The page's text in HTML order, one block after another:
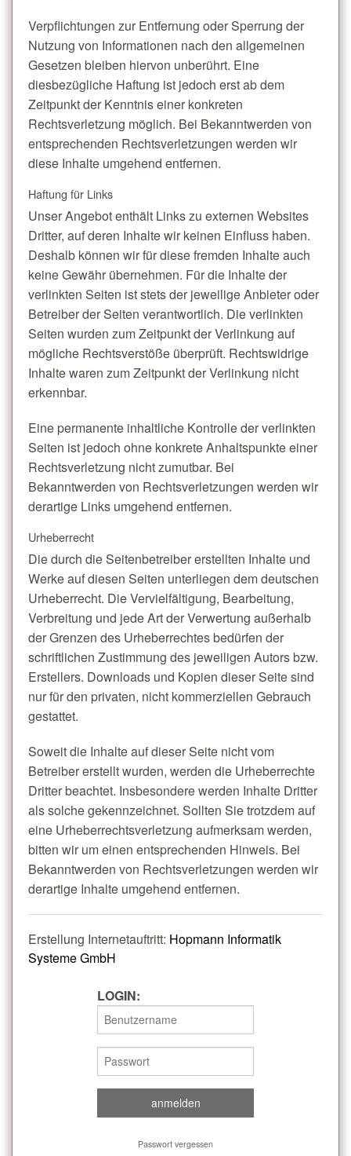
Verpflichtungen zur Entfernung oder Sperrung der
Nutzung von Informationen nach den allgemeinen
Gesetzen bleiben hiervon unberührt. Eine
diesbezügliche Haftung ist jedoch erst ab dem
Zeitpunkt der Kenntnis einer konkreten
Rechtsverletzung möglich. Bei Bekanntwerden von
entsprechenden Rechtsverletzungen werden wir
diese Inhalte umgehend entfernen.
Haftung für Links
Unser Angebot enthält Links zu externen Websites
Dritter, auf deren Inhalte wir keinen Einfluss haben.
Deshalb können wir für diese fremden Inhalte auch
keine Gewähr übernehmen. Für die Inhalte der
verlinkten Seiten ist stets der jeweilige Anbieter oder
Betreiber der Seiten verantwortlich. Die verlinkten
Seiten wurden zum Zeitpunkt der Verlinkung auf
mögliche Rechtsverstöße überprüft. Rechtswidrige
Inhalte waren zum Zeitpunkt der Verlinkung nicht
erkennbar.
Eine permanente inhaltliche Kontrolle der verlinkten
Seiten ist jedoch ohne konkrete Anhaltspunkte einer
Rechtsverletzung nicht zumutbar. Bei
Bekanntwerden von Rechtsverletzungen werden wir
derartige Links umgehend entfernen.
Urheberrecht
Die durch die Seitenbetreiber erstellten Inhalte und
Werke auf diesen Seiten unterliegen dem deutschen
Urheberrecht. Die Vervielfältigung, Bearbeitung,
Verbreitung und jede Art der Verwertung außerhalb
der Grenzen des Urheberrechtes bedürfen der
schriftlichen Zustimmung des jeweiligen Autors bzw.
Erstellers. Downloads und Kopien dieser Seite sind
nur für den privaten, nicht kommerziellen Gebrauch
gestattet.
Soweit die Inhalte auf dieser Seite nicht vom
Betreiber erstellt wurden, werden die Urheberrechte
Dritter beachtet. Insbesondere werden Inhalte Dritter
als solche gekennzeichnet. Sollten Sie trotzdem auf
eine Urheberrechtsverletzung aufmerksam werden,
bitten wir um einen entsprechenden Hinweis. Bei
Bekanntwerden von Rechtsverletzungen werden wir
derartige Inhalte umgehend entfernen.
Erstellung Internetauftritt: Hopmann Informatik
Systeme GmbH
LOGIN:
Passwort vergessen